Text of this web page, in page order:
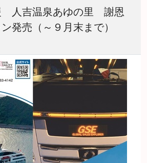
人吉温泉あゆの里 謝恩
発売（～９月末まで）